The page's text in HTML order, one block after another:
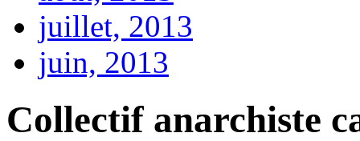
juillet, 2013
juin, 2013
Collectif anarchiste